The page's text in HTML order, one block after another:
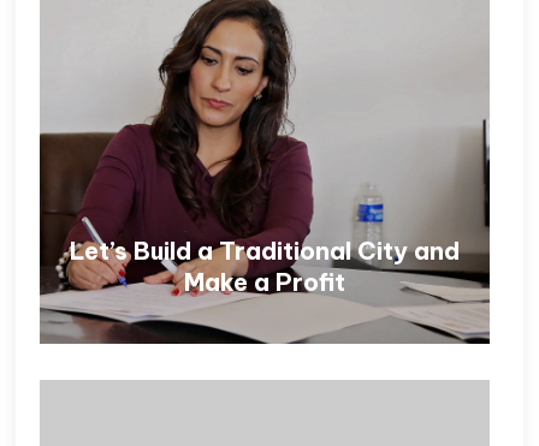
Let’s Build a Traditional City and
Make a Profit